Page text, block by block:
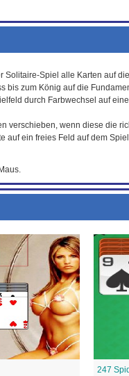
Solitaire-Spiel alle Karten auf
bis zum König auf die
durch Farbwechsel auf
verschieben, wenn diese die
auf ein freies Feld auf dem
247